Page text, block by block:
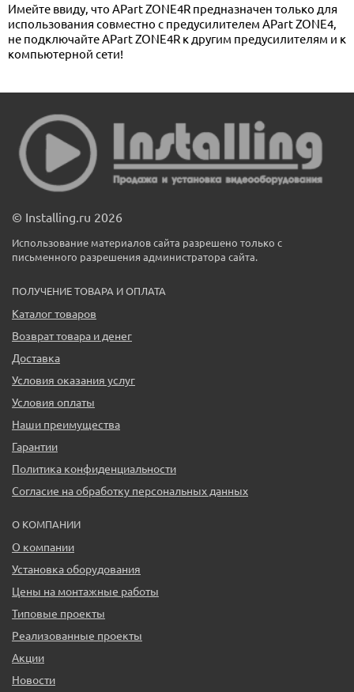
Имейте ввиду, что APart ZONE4R предназначен только для
использования совместно с предусилителем APart ZONE4,
не подключайте APart ZONE4R к другим предусилителям и к
компьютерной сети!
© Installing.ru 2026
Использование материалов сайта разрешено только с
письменного разрешения администратора сайта.
ПОЛУЧЕНИЕ ТОВАРА И ОПЛАТА
Каталог товаров
Возврат товара и денег
Доставка
Условия оказания услуг
Условия оплаты
Наши преимущества
Гарантии
Политика конфиденциальности
Согласие на обработку персональных данных
О КОМПАНИИ
О компании
Установка оборудования
Цены на монтажные работы
Типовые проекты
Реализованные проекты
Акции
Новости